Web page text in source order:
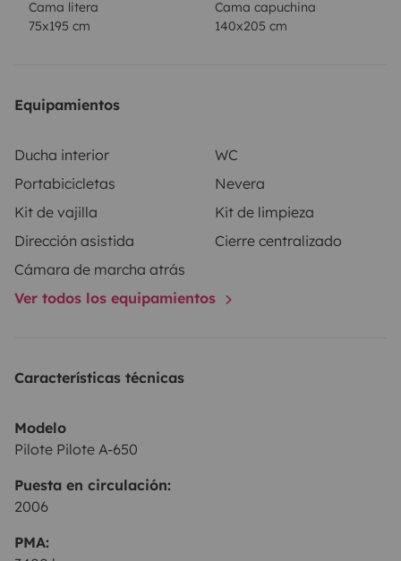
lleno (devolución lleno);
Gas, productos de limpieza,
durante toda la experiencia;
€/persona.Nota:
Debe devolverse limpia. De lo
contrario, se cobrará una tasa de limpieza de 80 €.
Cama litera
75x195 cm
Cama capuchina
140x205 cm
Equipamientos
Ducha interior
WC
Portabicicletas
Nevera
Kit de vajilla
Kit de limpieza
Dirección asistida
Cierre centralizado
Cámara de marcha atrás
Ver todos los equipamientos
Características técnicas
Modelo
Pilote Pilote A-650
Puesta en circulación:
2006
PMA: